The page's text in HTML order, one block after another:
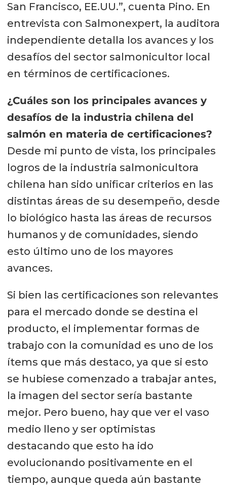
San Francisco, EE.UU.”, cuenta Pino. En
entrevista con Salmonexpert, la auditora
independiente detalla los avances y los
desafíos del sector salmonicultor local
en términos de certificaciones.
¿Cuáles son los principales avances y
desafíos de la industria chilena del
salmón en materia de certificaciones?
Desde mi punto de vista, los principales
logros de la industria salmonicultora
chilena han sido unificar criterios en las
distintas áreas de su desempeño, desde
lo biológico hasta las áreas de recursos
humanos y de comunidades, siendo
esto último uno de los mayores
avances.
Si bien las certificaciones son relevantes
para el mercado donde se destina el
producto, el implementar formas de
trabajo con la comunidad es uno de los
ítems que más destaco, ya que si esto
se hubiese comenzado a trabajar antes,
la imagen del sector sería bastante
mejor. Pero bueno, hay que ver el vaso
medio lleno y ser optimistas
destacando que esto ha ido
evolucionando positivamente en el
tiempo, aunque queda aún bastante